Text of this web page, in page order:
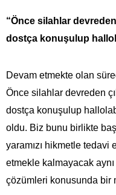
“Önce silahlar
dostça konuşulup
Devam etmekte olan
Önce silahlar devreden
dostça konuşulup
oldu. Biz bunu birlikte
yaramızı hikmetle tedavi
etmekle kalmayacak
çözümleri konusunda bir